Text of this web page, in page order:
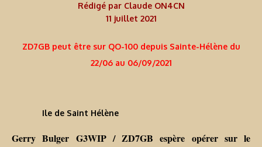
Rédigé par Claude ON4CN
11 juillet 2021
ZD7GB peut être sur QO-100 depuis Sainte-Hélène du
22/06 au 06/09/2021
Ile de Saint Hélène
Gerry Bulger G3WIP / ZD7GB espère opérer sur le